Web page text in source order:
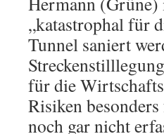
„katastrophal für
Tunnel saniert
für die
Risiken
noch gar nicht